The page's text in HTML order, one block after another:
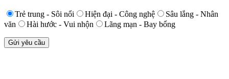
Trẻ trung - Sôi nổi Hiện đại - Công nghệ
Sâu lắng - Nhân
văn
Hài hước - Vui nhộn Lãng mạn - Bay bổng